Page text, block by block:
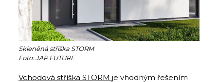
Skleněná stříška STORM
Foto: JAP FUTURE
Vchodová stříška STORM je vhodným řešením